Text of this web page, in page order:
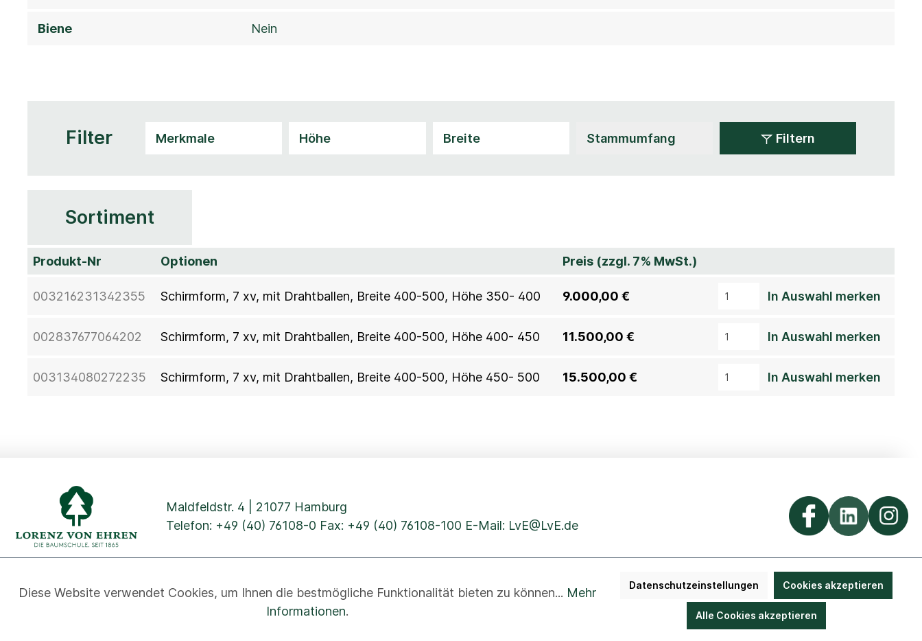
Biene Nein
Filter Filtern
Sortiment
Produkt-Nr Optionen Preis (zzgl. 7% MwSt.)
003216231342355 Schirmform, 7 xv, mit Drahtballen, Breite 400-500, Höhe 350- 400 9.000,00 € In Auswahl merken
002837677064202 Schirmform, 7 xv, mit Drahtballen, Breite 400-500, Höhe 400- 450 11.500,00 € In Auswahl merken
003134080272235 Schirmform, 7 xv, mit Drahtballen, Breite 400-500, Höhe 450- 500 15.500,00 € In Auswahl merken
Maldfeldstr. 4 | 21077 Hamburg
Telefon: +49 (40) 76108-0 Fax: +49 (40) 76108-100 E-Mail: LvE@LvE.de
Kontakt Newsletter
Bestellung widerrufen
Diese Website verwendet Cookies, um Ihnen die bestmögliche Funktionalität bieten zu können... Mehr
Informationen.
Datenschutzeinstellungen Cookies akzeptieren
Alle Cookies akzeptieren